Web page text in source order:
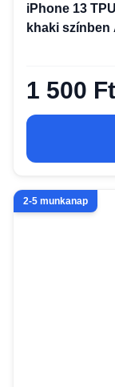
iPhone 13
khaki színben
1 500 Ft
2-5 munkanap